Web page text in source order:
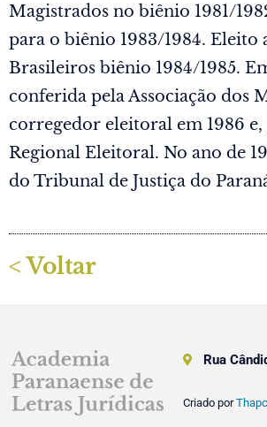
Magistrados no biênio 1981/
para o biênio 1983/1984. Eleito
Brasileiros biênio 1984/1985.
conferida pela Associação dos
corregedor eleitoral em 1986
Regional Eleitoral. No ano de
do Tribunal de Justiça do
< Voltar
Rua
Criado por